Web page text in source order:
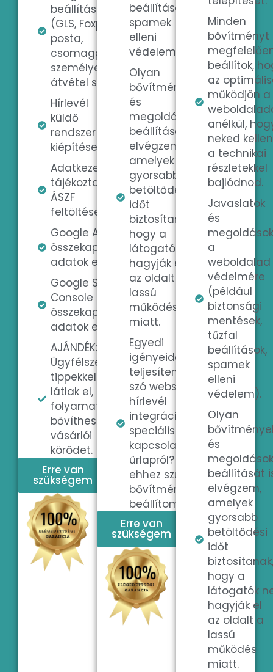
beállítása
(GLS, Foxpost,
posta,
csomagpont,
személyes
átvétel stb.)
Hírlevél
küldő
rendszer
kiépítése
Adatkezelési
tájékoztató,
ÁSZF
feltöltése
Google Analytics
összekapcsolása,
adatok elemzése
Google Search
Console
összekapcsolása,
adatok elemzése
AJÁNDÉK:
Ügyfélszerzési
tippekkel
látlak el, hogy
folyamatosan
bővíthesd
vásárlói
körödet.
Erre van
szükségem
beállítások,
spamek
elleni
védelem).
Olyan
bővítmények
és
megoldások
beállítását is
elvégzem,
amelyek
gyorsabb
betöltődési
időt
biztosítanak,
hogy a
látogatók ne
hagyják el
az oldalt a
lassú
működés
miatt.
Egyedi
igényeidet is
teljesítem, legyen
szó webshopról,
hírlevél
integrációról,
speciális
kapcsolatfelvételi
űrlapról? Az
ehhez szükséges
bővítményeket is
beállítom.
Erre van
szükségem
Minden
bővítményt
beállítok,
az
működjön a
anélkül,
neked
a technikai
részletekkel
bajlódnod.
Javaslatok
és
a
weboldalad
védelmére
(például
biztonsági
mentések,
tűzfal
beállítások,
spamek
elleni
védelem).
Olyan
és
beállítását
elvégzem,
amelyek
gyorsabb
betöltődési
időt
hogy a
látogatók
hagyják el
az oldalt a
lassú
működés
miatt.